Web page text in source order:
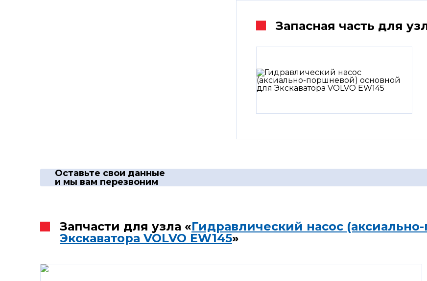
Запасная часть для
Оставьте свои данные
и мы вам перезвоним
Запчасти для узла «Гидравлический насос
Экскаватора VOLVO EW145»